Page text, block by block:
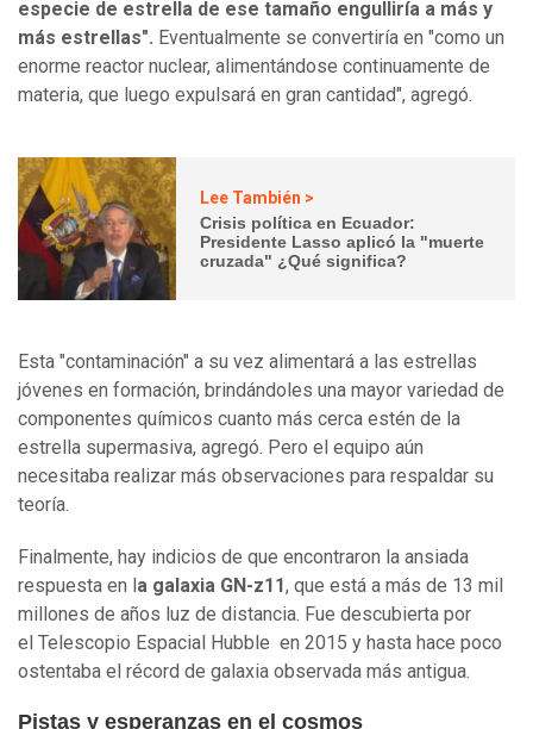
especie de estrella de ese tamaño engulliría a más y
más estrellas". Eventualmente se convertiría en "como un
enorme reactor nuclear, alimentándose continuamente de
materia, que luego expulsará en gran cantidad", agregó.
Lee También >
Crisis política en Ecuador:
Presidente Lasso aplicó la "muerte
cruzada" ¿Qué significa?
Esta "contaminación" a su vez alimentará a las estrellas
jóvenes en formación, brindándoles una mayor variedad de
componentes químicos cuanto más cerca estén de la
estrella supermasiva, agregó. Pero el equipo aún
necesitaba realizar más observaciones para respaldar su
teoría.
Finalmente, hay indicios de que encontraron la ansiada
respuesta en l a galaxia GN-z11, que está a más de 13 mil
millones de años luz de distancia. Fue descubierta por
el Telescopio Espacial Hubble en 2015 y hasta hace poco
ostentaba el récord de galaxia observada más antigua.
Pistas y esperanzas en el cosmos